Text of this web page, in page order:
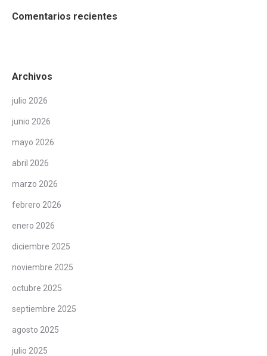
Comentarios recientes
Archivos
julio 2026
junio 2026
mayo 2026
abril 2026
marzo 2026
febrero 2026
enero 2026
diciembre 2025
noviembre 2025
octubre 2025
septiembre 2025
agosto 2025
julio 2025